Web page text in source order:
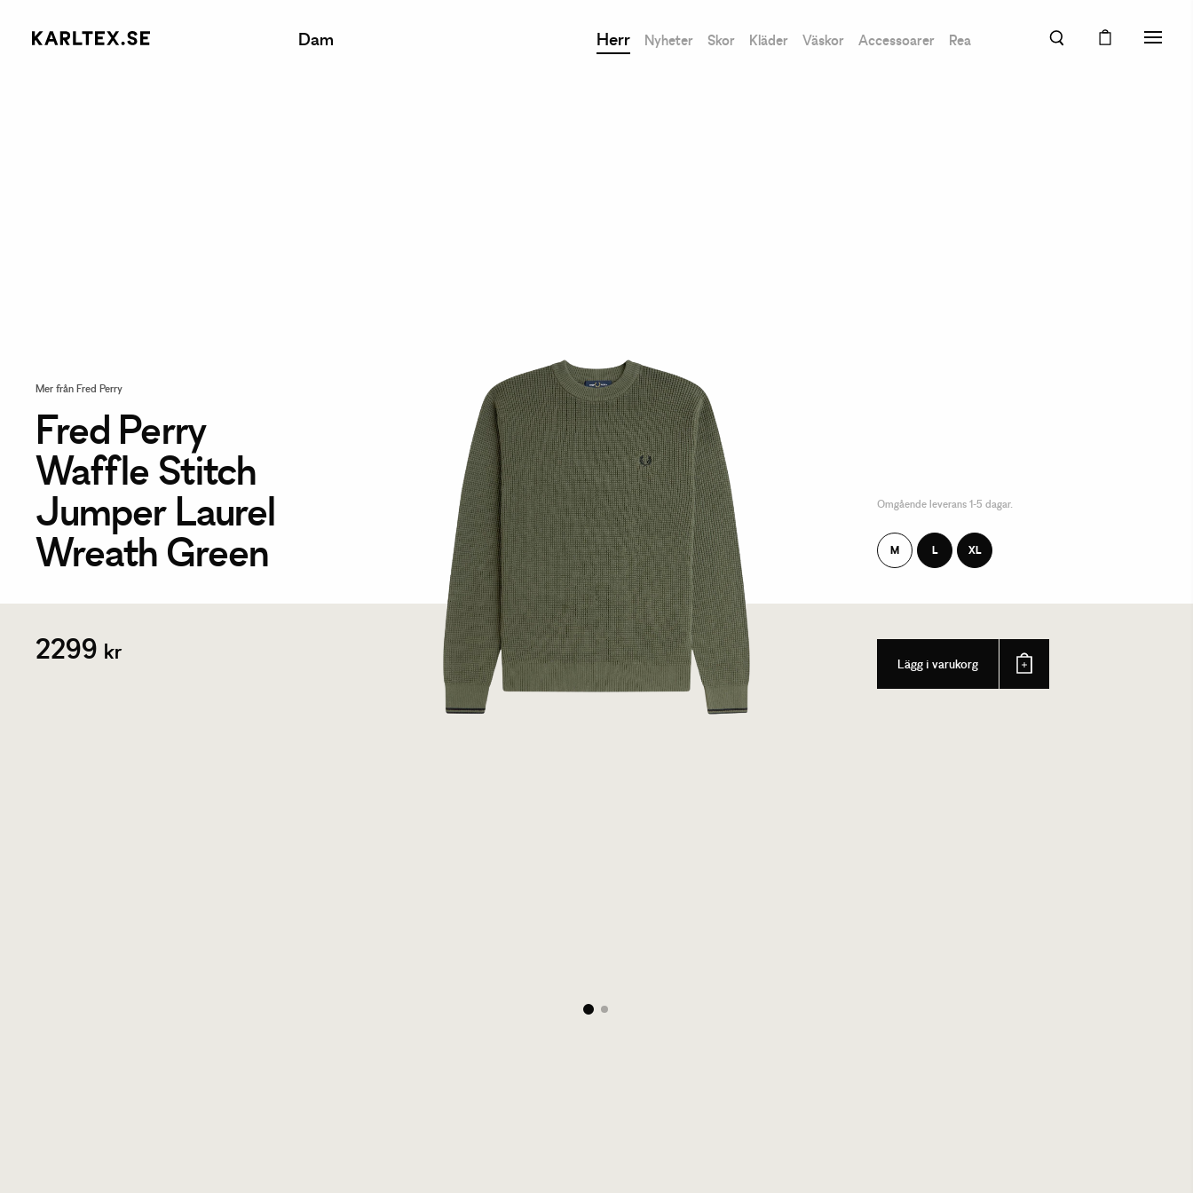
Dam Herr Nyheter Skor Kläder Väskor Accessoarer Rea
Mer från Fred Perry
Fred Perry
Waffle Stitch
Jumper Laurel
Wreath Green
2299 kr
Omgående leverans 1-5 dagar.
M L XL
Lägg i varukorg